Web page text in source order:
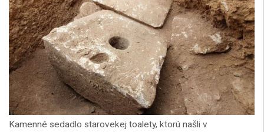
Kamenné sedadlo starovekej toalety, ktorú našli v